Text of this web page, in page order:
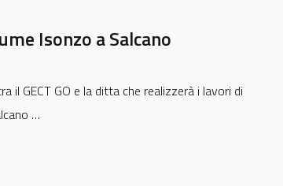
Isonzo a Salcano
GECT GO e la ditta che realizzerà i lavori di
…